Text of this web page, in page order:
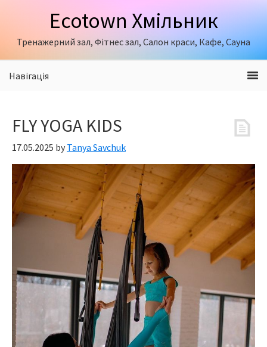
primary
content
primary
Ecotown Хмільник
Тренажерний зал, Фітнес зал, Салон краси, Кафе, Сауна
Навігація
FLY YOGA KIDS
17.05.2025 by Tanya Savchuk